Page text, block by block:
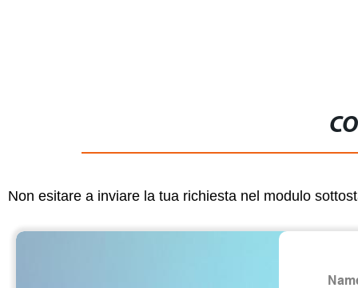
Non esitare a inviare la tua richiesta nel modulo